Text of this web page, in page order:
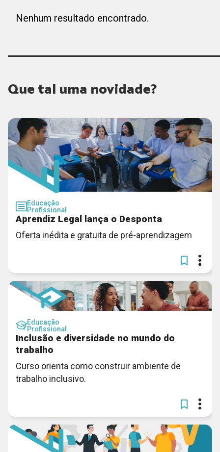
Nenhum resultado encontrado.
Que tal uma novidade?
Educação
Profissional
Aprendiz Legal lança o Desponta
Oferta inédita e gratuita de pré-aprendizagem
Educação
Profissional
Inclusão e diversidade no mundo do
trabalho
Curso orienta como construir ambiente de
trabalho inclusivo.